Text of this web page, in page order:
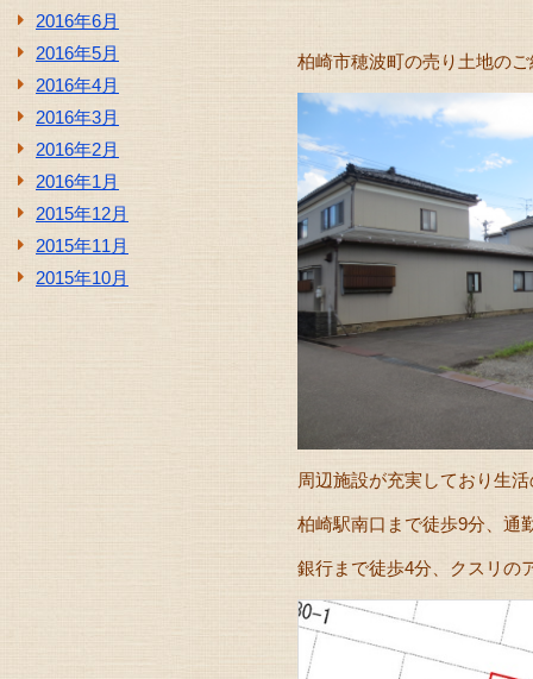
2016年6月
2016年5月
2016年4月
2016年3月
2016年2月
2016年1月
2015年12月
2015年11月
2015年10月
柏崎市穂波町の売り土地の
周辺施設が充実しており生
柏崎駅南口まで徒歩9分、通
銀行まで徒歩4分、クスリの